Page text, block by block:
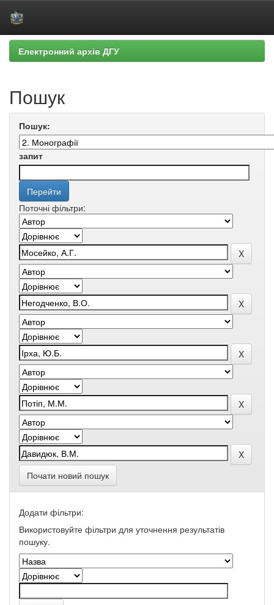
Skip
navigation
Електронний архів ДГУ
Пошук
Пошук:
запит
Поточні фільтри:
Почати новий пошук
Додати фільтри:
Використовуйте фільтри для уточнення результатів
пошуку.